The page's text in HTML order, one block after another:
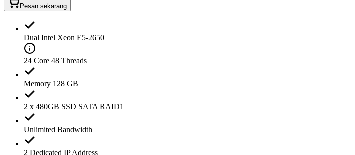
Pesan sekarang
Dual Intel Xeon E5-2650
24 Core 48 Threads
Memory 128 GB
2 x 480GB SSD SATA RAID1
Unlimited Bandwidth
2 Dedicated IP Address